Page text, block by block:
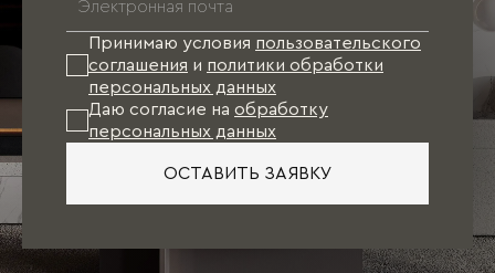
Принимаю условия пользовательского
соглашения и политики обработки
персональных данных
Даю согласие на обработку
персональных данных
ОСТАВИТЬ ЗАЯВКУ